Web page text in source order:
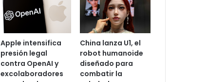
Apple intensifica
presión legal
contra OpenAI y
excolaboradores
China lanza U1, el
robot humanoide
diseñado para
combatir la